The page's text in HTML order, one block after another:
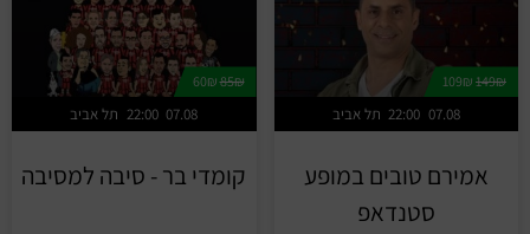
149₪
תל אביב 22:00 07.08
אמירם טובים במופע
סטנדאפ
85₪
60₪
תל אביב 22:00 07.08
קומדי בר - סיבה למסיבה